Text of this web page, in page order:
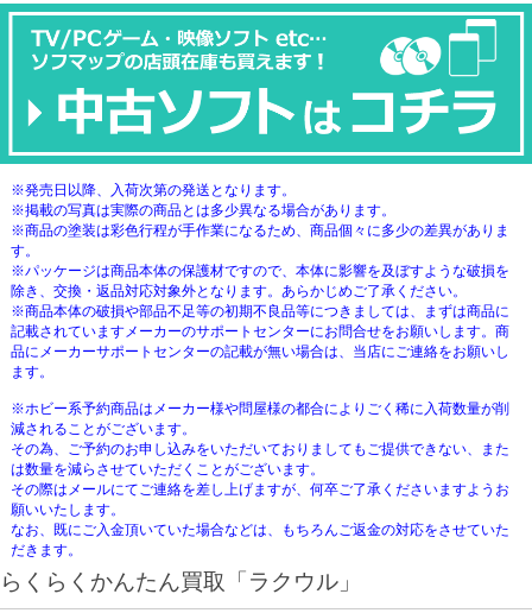
※発売日以降、入荷次第の発送となります。
※掲載の写真は実際の商品とは多少異なる場合があります。
※商品の塗装は彩色行程が手作業になるため、商品個々に多少の差異がありま
す。
※パッケージは商品本体の保護材ですので、本体に影響を及ぼすような破損を
除き、交換・返品対応対象外となります。あらかじめご了承ください。
※商品本体の破損や部品不足等の初期不良品等につきましては、まずは商品に
記載されていますメーカーのサポートセンターにお問合せをお願いします。商
品にメーカーサポートセンターの記載が無い場合は、当店にご連絡をお願いし
ます。
※ホビー系予約商品はメーカー様や問屋様の都合によりごく稀に入荷数量が削
減されることがございます。
その為、ご予約のお申し込みをいただいておりましてもご提供できない、また
は数量を減らさせていただくことがございます。
その際はメールにてご連絡を差し上げますが、何卒ご了承くださいますようお
願いいたします。
なお、既にご入金頂いていた場合などは、もちろんご返金の対応をさせていた
だきます。
らくらくかんたん買取「ラクウル」